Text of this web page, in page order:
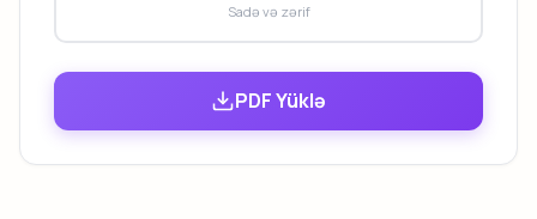
Sadə və zərif
PDF Yüklə